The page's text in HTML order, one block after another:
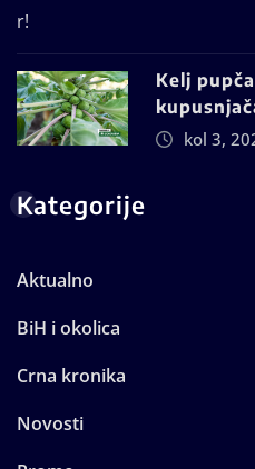
Kelj
kol 3,
Kategorije
Aktualno
BiH i okolica
Crna kronika
Novosti